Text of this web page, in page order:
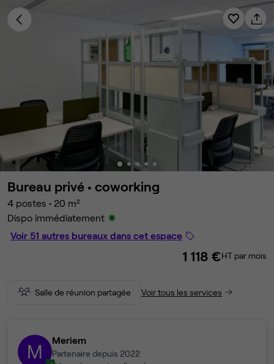
Bureau privé • coworking
4 postes • 20 m²
Dispo immédiatement
Voir 51 autres bureaux dans cet espace
1 118 €HT par mois
Salle de réunion partagée Voir tous les services
M Meriem
Partenaire depuis 2022